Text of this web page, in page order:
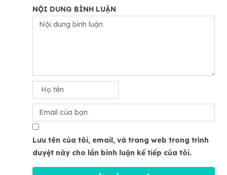
NỘI DUNG BÌNH LUẬN
Lưu tên của tôi, email, và trang web trong trình
duyệt này cho lần bình luận kế tiếp của tôi.